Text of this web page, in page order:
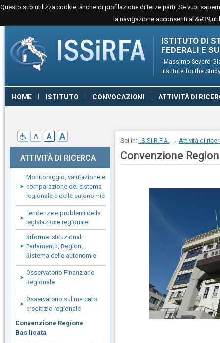
Questo sito utilizza cookie, anche di profilazione di terze parti. Se vuoi
la navigazione acconsenti
ISTITUTO DI
FEDERALI E
''Massimo Severo
Institute for the
HOME ISTITUTO CONVOCAZIONI ATTIVITÀ DI
ATTIVITÀ DI RICERCA
Monitoraggio, valutazione e
comparazione del sistema
regionale e delle autonomie
Tendenze e problemi della
legislazione regionale
Riforme istituzionali:
Parlamento, Regioni,
Sistema delle autonomie
Osservatorio Finanziario
Regionale
Osservatorio sul mercato
creditizio regionale
Convenzione Regione
Basilicata
Sei in: I.S.SI.R.F.A. → Attività di
Convenzione